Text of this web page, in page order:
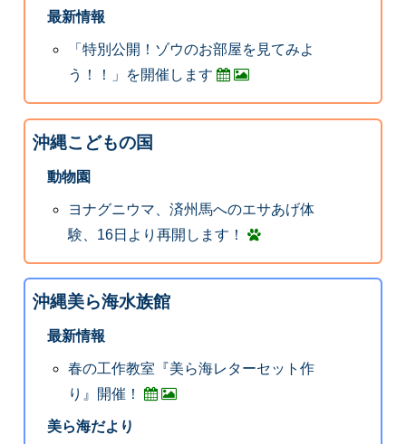
最新情報
「特別公開！ゾウのお部屋を見てみよ
う！！」を開催します
沖縄こどもの国
動物園
ヨナグニウマ、済州馬へのエサあげ体
験、16日より再開します！
沖縄美ら海水族館
最新情報
春の工作教室『美ら海レターセット作
り』開催！
美ら海だより